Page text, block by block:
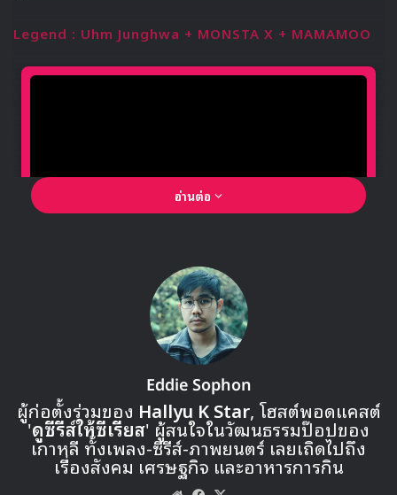
Legend : Uhm Junghwa + MONSTA X + MAMAMOO
🎙GYUBIN ปลื้มเมืองไทยขนาดไหน? ถึงกลับมาถ่าย
MV เพลงใหม่ LIKE U 100 ที่กรุงเทพ
▶ คลิกดูสัมภาษณ์พิเศษ
การคัมแบคของ ออมจองฮวา ในรอบ 8 ปี จะขึ้นโชว์คัมแบคเสต
จบนสเตจนี้ พร้อมกับ 2 วงรุ่นน้อง MONSTA X และ
MAMAMOO ที่จะมาร่วมโชว์
อ่านต่อ
Eddie Sophon
ผู้ก่อตั้งร่วมของ Hallyu K Star, โฮสต์พอดแคสต์
'ดูซีรีส์ให้ซีเรียส' ผู้สนใจในวัฒนธรรมป๊อปของ
เกาหลี ทั้งเพลง-ซีรีส์-ภาพยนตร์ เลยเถิดไปถึง
เรื่องสังคม เศรษฐกิจ และอาหารการกิน